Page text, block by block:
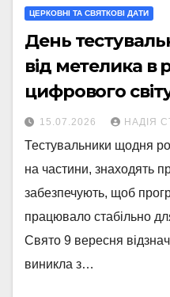
ЦЕРКОВНІ ТА СВЯТКОВІ ДАТИ
День
від метелика в
цифрового
15.07.2026 НАДІЯ
Тестувальники щодня
на частини, знаходять
забезпечують, щоб
працювало стабільно
Свято 9 вересня
виникла з…